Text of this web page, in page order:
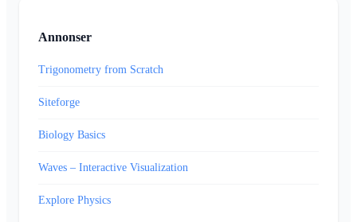
Annonser
Trigonometry from Scratch
Siteforge
Biology Basics
Waves – Interactive Visualization
Explore Physics